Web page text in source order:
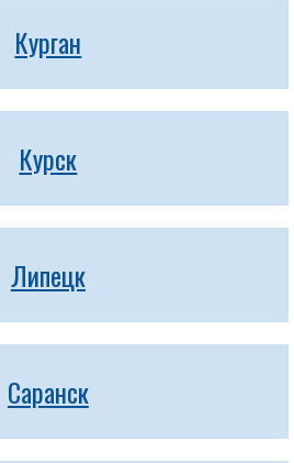
Курган
Курск
Липецк
Саранск